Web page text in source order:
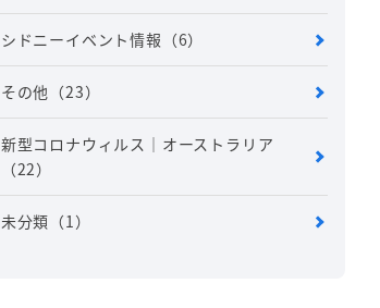
シドニーイベント情報 （6）
その他 （23）
新型コロナウィルス｜オーストラリア
（22）
未分類 （1）